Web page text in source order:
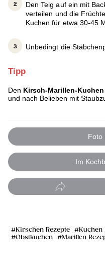
Den Teig auf ein mit
verteilen und die
Kuchen für etwa 30-45
Unbedingt die
Tipp
Den Kirsch-Marillen-Kuchen
und nach Belieben mit
Foto
Im
Kirschen Rezepte Kuchen
Obstkuchen
Marillen